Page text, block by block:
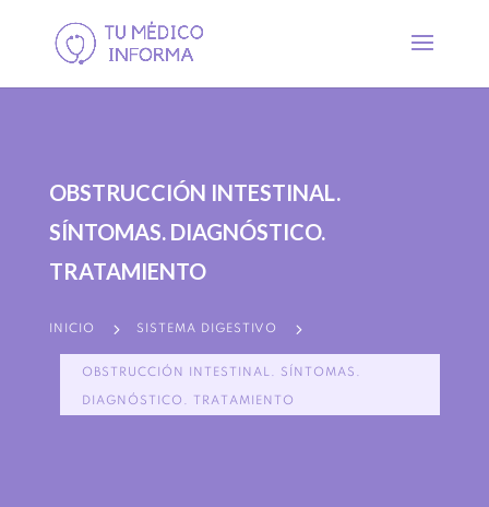
OBSTRUCCIÓN INTESTINAL.
SÍNTOMAS. DIAGNÓSTICO.
TRATAMIENTO
INICIO 5 SISTEMA DIGESTIVO 5
OBSTRUCCIÓN INTESTINAL. SÍNTOMAS.
DIAGNÓSTICO. TRATAMIENTO